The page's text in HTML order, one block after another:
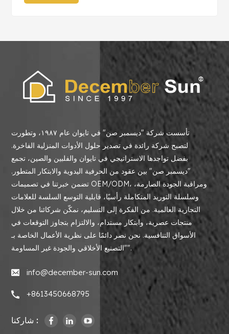
تأسست شركة "ديسمبر صن" في تايوان عام ١٩٨٧، وتطورت
لتصبح شركة رائدة في تصدير حلول الأدوات المنزلية الفاخرة.
بفضل تواجدها الاستراتيجي في تايوان والفلبين والصين، تجمع
"ديسمبر صن" بين عقود من الحرفية اليدوية والابتكار المتطور.
تضمن خبرتنا في تصميمات OEM/ODM، ومراقبة الجودة الصارمة،
وسلسلة التوريد المتكاملة رأسيًا، قابلية التوسع السلسة للعلامات
التجارية العالمية. من الفكرة إلى التسليم، نمكّن شركائنا من خلال
منتجات عصرية، وابتكار مستدام، والالتزام بتجاوز التوقعات في
الأسواق التنافسية. نحن نصر دائمًا على نظرية الأعمال الخاصة بـ
"التصنيع الأخلاقي والجودة غير المساومة".
info@december-sun.com
+8613450668795
شاركنا :